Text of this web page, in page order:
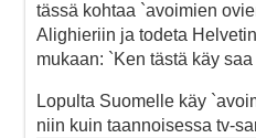
tässä kohtaa `avoimien
Alighieriin ja todeta
mukaan: `Ken tästä käy
Lopulta Suomelle käy
niin kuin taannoisessa tv-